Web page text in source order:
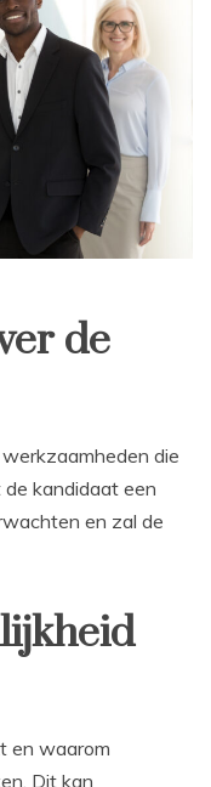
de
die
kandidaat een
en zal de
en waarom
Dit kan